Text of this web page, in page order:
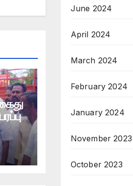
June 2024
April 2024
March 2024
February 2024
January 2024
November 2023
October 2023